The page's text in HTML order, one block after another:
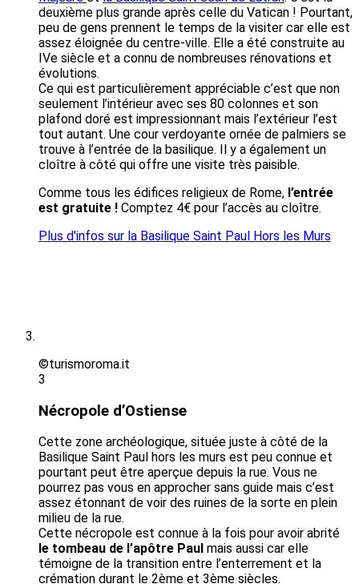
deuxième plus grande après celle du Vatican ! Pourtant,
peu de gens prennent le temps de la visiter car elle est
assez éloignée du centre-ville. Elle a été construite au
IVe siècle et a connu de nombreuses rénovations et
évolutions.
Ce qui est particulièrement appréciable c’est que non
seulement l’intérieur avec ses 80 colonnes et son
plafond doré est impressionnant mais l’extérieur l’est
tout autant. Une cour verdoyante ornée de palmiers se
trouve à l’entrée de la basilique. Il y a également un
cloître à côté qui offre une visite très paisible.
Comme tous les édifices religieux de Rome, l’entrée
est gratuite ! Comptez 4€ pour l’accès au cloître.
Plus d'infos sur la Basilique Saint Paul Hors les Murs
©turismoroma.it
3
Nécropole d’Ostiense
Cette zone archéologique, située juste à côté de la
Basilique Saint Paul hors les murs est peu connue et
pourtant peut être aperçue depuis la rue. Vous ne
pourrez pas vous en approcher sans guide mais c’est
assez étonnant de voir des ruines de la sorte en plein
milieu de la rue.
Cette nécropole est connue à la fois pour avoir abrité
le tombeau de l’apôtre Paul mais aussi car elle
témoigne de la transition entre l’enterrement et la
crémation durant le 2ème et 3ème siècles.